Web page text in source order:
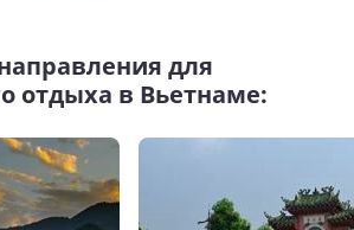
для
отдыха в Вьетнаме: